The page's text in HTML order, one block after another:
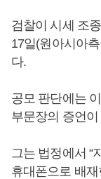
검찰이 시세 조
17일(원아시아
다.
공모 판단에는
부문장의 증언
그는 법정에서 “
휴대폰으로 배